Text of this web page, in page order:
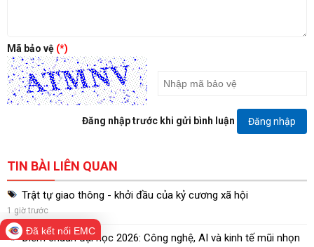
Mã bảo vệ (*)
Đăng nhập trước khi gửi bình luận Đăng nhập
TIN BÀI LIÊN QUAN
Trật tự giao thông - khởi đầu của kỷ cương xã hội
1 giờ trước
Điểm chuẩn đại học 2026: Công nghệ, AI và kinh tế mũi nhọn
Đã kết nối EMC